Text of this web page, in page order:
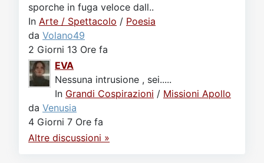
sporche in fuga veloce dall..
In Arte / Spettacolo / Poesia
da Volano49
2 Giorni 13 Ore fa
EVA
Nessuna intrusione , sei.....
In Grandi Cospirazioni / Missioni Apollo
da Venusia
4 Giorni 7 Ore fa
Altre discussioni »